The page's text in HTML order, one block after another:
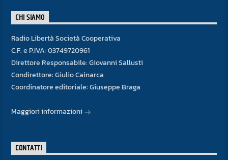
CHI SIAMO
Radio Libertà Società Cooperativa
C.F. e P.IVA: 03749720961
Direttore Responsabile: Giovanni Sallusti
Condirettore: Giulio Cainarca
Coordinatore editoriale: Giuseppe Braga
Maggiori informazioni
CONTATTI